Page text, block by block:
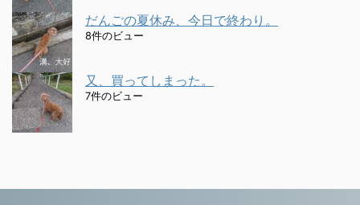
だんごの夏休み、今日で終わり。
8件のビュー
又、買ってしまった。
7件のビュー